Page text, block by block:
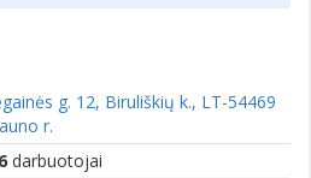
g. 12, Biruliškių k., LT-54469
r.
darbuotojai